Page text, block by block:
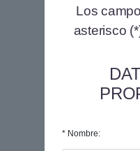
Los
asterisco
* Nombre: